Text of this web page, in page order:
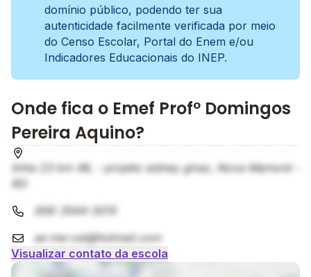
domínio público, podendo ter sua
autenticidade facilmente verificada por meio
do Censo Escolar, Portal do Enem e/ou
Indicadores Educacionais do INEP.
Onde fica o Emef Profº Domingos
Pereira Aquino?
linha 23 km 46, - projeto sidney girao, Nova Mamoré -
RO
(69) 3544-3015
se-me-cel@hotmail.com
Visualizar contato da escola